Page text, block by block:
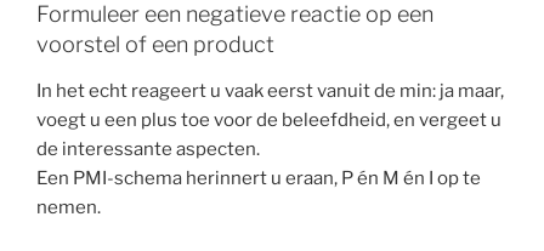
Formuleer een negatieve reactie op een
voorstel of een product
In het echt reageert u vaak eerst vanuit de min: ja maar,
voegt u een plus toe voor de beleefdheid, en vergeet u
de interessante aspecten.
Een PMI-schema herinnert u eraan, P én M én I op te
nemen.